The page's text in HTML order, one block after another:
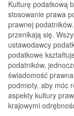
Kulturę podatkową
stosowanie prawa
prawnej
przenikają się.
ustawodawcy
podatkowe
podatników,
świadomość
podmioty, aby móc
aspekty kultury
krajowymi